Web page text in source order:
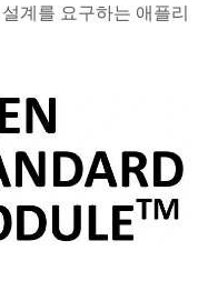
계를 요구하는 애플리